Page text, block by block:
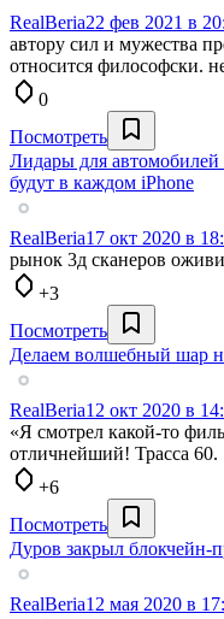
RealBeria22 фев 2021 в
автору сил и мужества
относится философски.
0
Посмотреть
Лидары для автомобилей
будут в каждом iPhone
RealBeria17 окт 2020 в
рынок 3д сканеров
+3
Посмотреть
Делаем волшебный шар
RealBeria12 окт 2020 в
«Я смотрел какой-то
отличнейший! Трасса 60.
+6
Посмотреть
Дуров закрыл блокчейн-
RealBeria12 мая 2020 в